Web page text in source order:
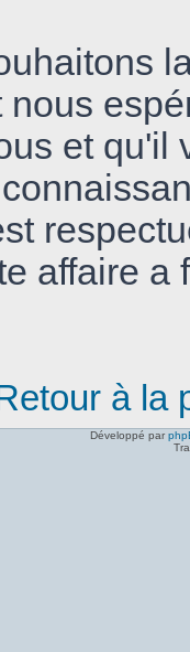
et qu'il
affaire a
à la
Développé par